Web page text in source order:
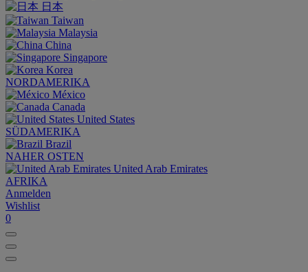
日本
Taiwan
Malaysia
China
Singapore
Korea
NORDAMERIKA
México
Canada
United States
SÜDAMERIKA
Brazil
NAHER OSTEN
United Arab Emirates
AFRIKA
Anmelden
Wishlist
0